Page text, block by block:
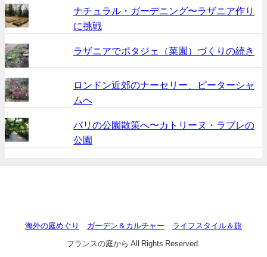
ナチュラル・ガーデニング〜ラザニア作り
に挑戦
ラザニアでポタジェ（菜園）づくりの続き
ロンドン近郊のナーセリー、ピーターシャ
ムへ
パリの公園散策へ〜カトリーヌ・ラブレの
公園
海外の庭めぐり ガーデン＆カルチャー ライフスタイル＆旅
フランスの庭から All Rights Reserved.